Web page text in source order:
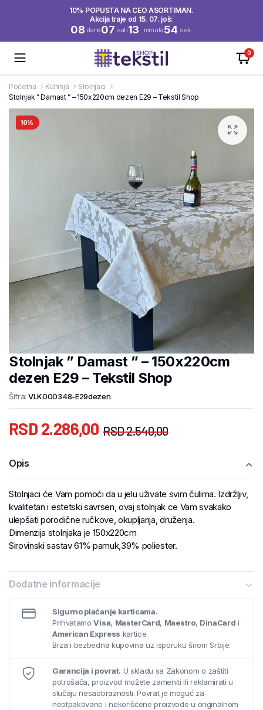
10% POPUSTA NA CEO ASORTIMAN.
Akcija traje od 15. 07. još:
08 dana07 sati13 minuta54 sek.
0
Početna Kuhinja
Stolnjaci
Stolnjak ” Damast ” – 150x220cm dezen E29 – Tekstil Shop
10%
Stolnjak ” Damast ” – 150x220cm
dezen E29 – Tekstil Shop
Šifra: VLK000348-E29dezen
RSD2.540,00
RSD 2.286,00
Opis
Stolnjaci će Vam pomoći da u jelu uživate svim čulima. Izdržljiv,
kvalitetan i estetski savrsen, ovaj stolnjak ce Vam svakako
ulepšati porodične ručkove, okupljanja, druženja.
Dimenzija stolnjaka je 150x220cm
Sirovinski sastav 61% pamuk,39% poliester.
Dodatne informacije
Sigurno plaćanje karticama.
PrihvatamoVisa, MasterCard, Maestro, DinaCard i
American Express kartice.
Brza i bezbedna kupovina uz isporuku širom Srbije.
Garancija i povrat. U skladu sa Zakonom o zaštiti
potrošača, proizvod možete zameniti ili reklamirati u
slučaju nesaobraznosti. Povrat je moguć za
neotpakovane i nekorišćene proizvode u originalnom